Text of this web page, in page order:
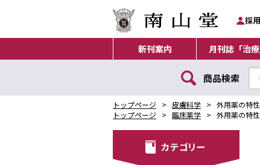
採
新刊案内 月刊誌「治療
商品検索
トップページ 皮膚科学
外用薬の特
トップページ
臨床薬学 外用薬の特